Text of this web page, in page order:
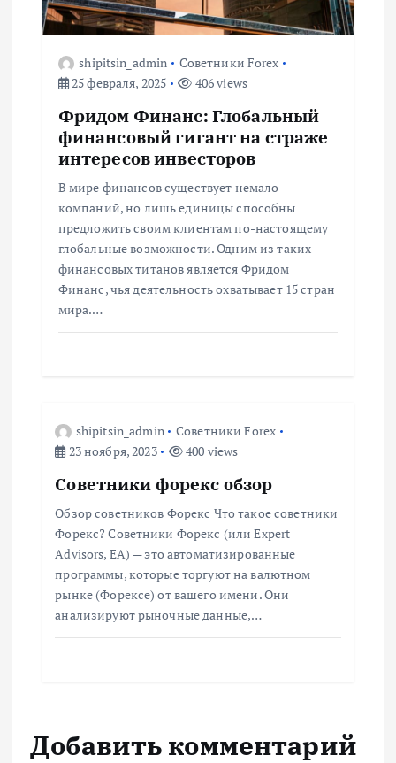
а
shipitsin_admin
Советники Forex
25 февраля, 2025
406 views
Фридом Финанс: Глобальный
финансовый гигант на страже
интересов инвесторов
В мире финансов существует немало
компаний, но лишь единицы способны
предложить своим клиентам по-настоящему
глобальные возможности. Одним из таких
финансовых титанов является Фридом
Финанс, чья деятельность охватывает 15 стран
мира.…
shipitsin_admin
Советники Forex
23 ноября, 2023
400 views
Советники форекс обзор
Обзор советников Форекс Что такое советники
Форекс? Советники Форекс (или Expert
Advisors, EA) — это автоматизированные
программы, которые торгуют на валютном
рынке (Форексе) от вашего имени. Они
анализируют рыночные данные,…
Добавить комментарий